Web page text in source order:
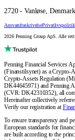
2720 - Vanløse, Denmark
AnsvarsfraskrivelsePrivatlivspolitik
2026 Penning Group ApS. Alle
Penning Financial Services
(Finanstilsynet) as a Crypto-
Crypto-Assets Regulation
DK44645971) and Penning
(CVR: DK42310352), all
Hereinafter collectively
Verify our registration at
To ensure transparency and
European standards for
are built according to the